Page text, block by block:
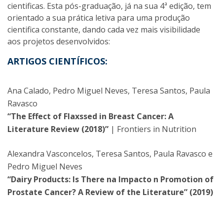
cientificas. Esta pós-graduação, já na sua 4ª edição, tem
orientado a sua prática letiva para uma produção
cientifica constante, dando cada vez mais visibilidade
aos projetos desenvolvidos:
ARTIGOS CIENTÍFICOS:
Ana Calado, Pedro Miguel Neves, Teresa Santos, Paula
Ravasco
“The Effect of Flaxssed in Breast Cancer: A
Literature Review (2018)” | Frontiers in Nutrition
Alexandra Vasconcelos, Teresa Santos, Paula Ravasco e
Pedro Miguel Neves
“Dairy Products: Is There na Impacto n Promotion of
Prostate Cancer? A Review of the Literature” (2019)